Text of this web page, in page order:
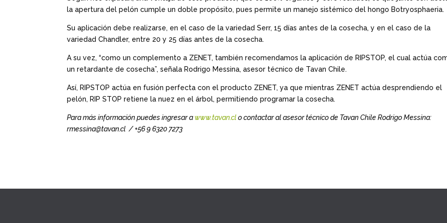
la apertura del pelón cumple un doble propósito, pues permite un manejo sistémico del hongo Botryosphaeria.
Su aplicación debe realizarse, en el caso de la variedad Serr, 15 días antes de la cosecha, y en el caso de la
variedad Chandler, entre 20 y 25 días antes de la cosecha.
A su vez, “como un complemento a ZENET, también recomendamos la aplicación de RIPSTOP, el cual actúa
un retardante de cosecha”, señala Rodrigo Messina, asesor técnico de Tavan Chile.
Así, RIPSTOP actúa en fusión perfecta con el producto ZENET, ya que mientras ZENET actúa desprendiendo el
pelón, RIP STOP retiene la nuez en el árbol, permitiendo programar la cosecha.
Para más información puedes ingresar awww.tavan.clo contactar al asesor técnico de Tavan Chile Rodrigo Messina:
rmessina@tavan.cl / +56 9 6320 7273